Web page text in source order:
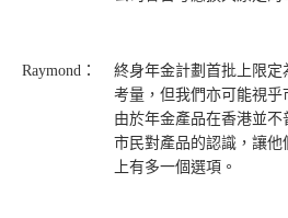
Raymond：
終身年金計劃首批上限定
考量，但我們亦可能視乎
由於年金產品在香港並
市民對產品的認識，讓
上有多一個選項。